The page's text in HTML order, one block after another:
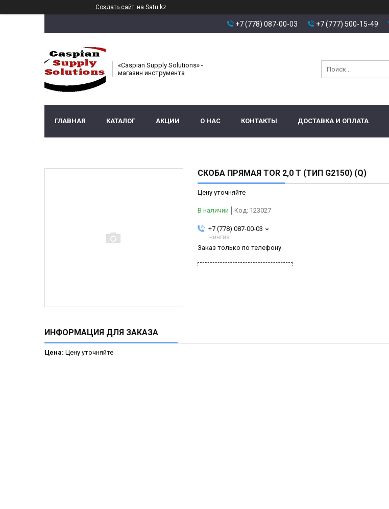
Создать сайт на Satu.kz
+7 (778) 087-00-03 +7 (777) 500-15-49
«Caspian Supply Solutions» -
магазин инструмента
ГЛАВНАЯ КАТАЛОГ АКЦИИ О НАС КОНТАКТЫ ДОСТАВКА И ОПЛАТА
СКОБА ПРЯМАЯ TOR 2,0 Т (ТИП G2150) (Q)
Цену уточняйте
В наличии Код: 123027
+7 (778) 087-00-03
Чингиз
Заказ только по телефону
ИНФОРМАЦИЯ ДЛЯ ЗАКАЗА
Цена: Цену уточняйте